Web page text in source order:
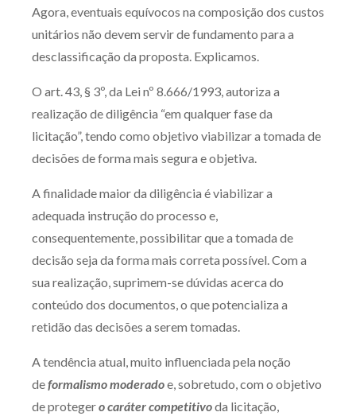
Agora, eventuais equívocos na composição dos custos
unitários não devem servir de fundamento para a
desclassificação da proposta. Explicamos.
O art. 43, § 3º, da Lei nº 8.666/1993, autoriza a
realização de diligência “em qualquer fase da
licitação”, tendo como objetivo viabilizar a tomada de
decisões de forma mais segura e objetiva.
A finalidade maior da diligência é viabilizar a
adequada instrução do processo e,
consequentemente, possibilitar que a tomada de
decisão seja da forma mais correta possível. Com a
sua realização, suprimem-se dúvidas acerca do
conteúdo dos documentos, o que potencializa a
retidão das decisões a serem tomadas.
A tendência atual, muito influenciada pela noção
deformalismo moderadoe, sobretudo, com o objetivo
de protegero caráter competitivoda licitação,